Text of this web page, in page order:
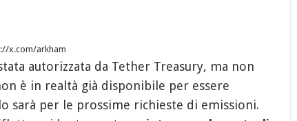
x.com/arkham
autorizzata da Tether Treasury, ma non
è in realtà già disponibile per essere
sarà per le prossime richieste di emissioni.